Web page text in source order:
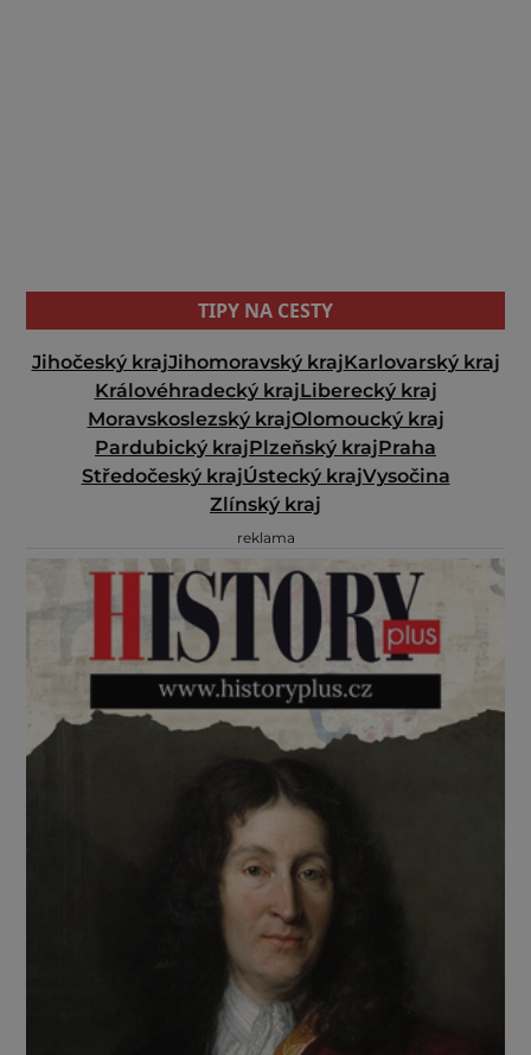
TIPY NA CESTY
Jihočeský krajJihomoravský krajKarlovarský kraj
Královéhradecký krajLiberecký kraj
Moravskoslezský krajOlomoucký kraj
Pardubický krajPlzeňský krajPraha
Středočeský krajÚstecký krajVysočina
Zlínský kraj
reklama